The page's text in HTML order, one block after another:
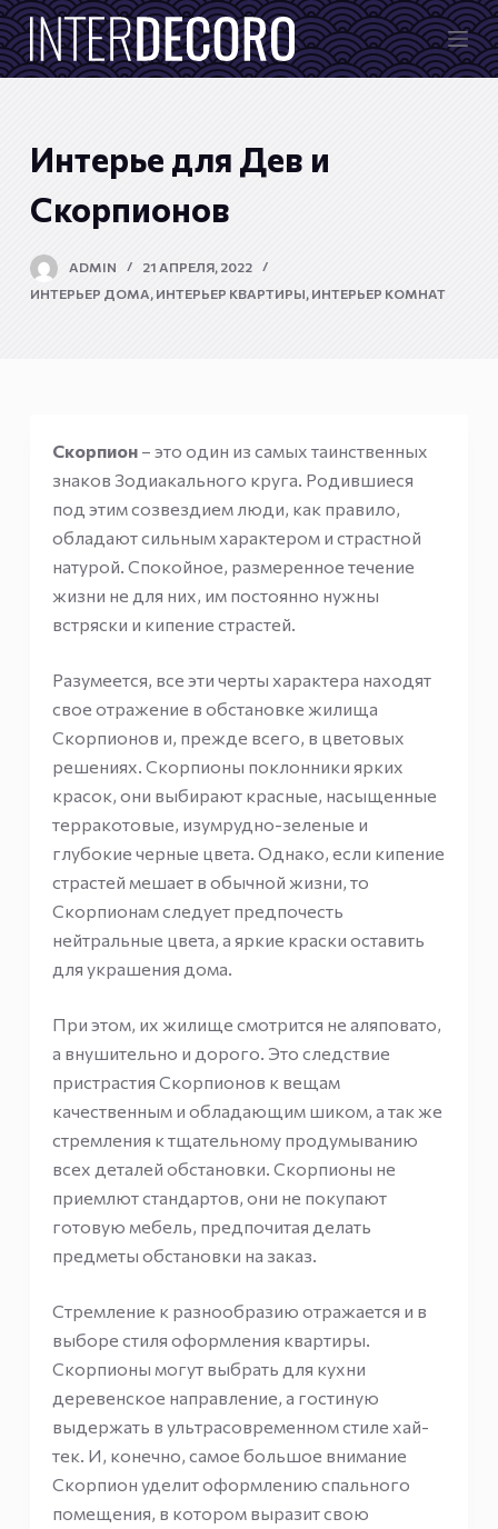
П
е
р
Интерье для Дев и
Скорпионов
ADMIN
21 АПРЕЛЯ, 2022
ИНТЕРЬЕР ДОМА, ИНТЕРЬЕР КВАРТИРЫ, ИНТЕРЬЕР КОМНАТ
Скорпион– это один из самых таинственных
знаков Зодиакального круга. Родившиеся
под этим созвездием люди, как правило,
обладают сильным характером и страстной
натурой. Спокойное, размеренное течение
жизни не для них, им постоянно нужны
встряски и кипение страстей.
Разумеется, все эти черты характера находят
свое отражение в обстановке жилища
Скорпионов и, прежде всего, в цветовых
решениях. Скорпионы поклонники ярких
красок, они выбирают красные, насыщенные
терракотовые, изумрудно-зеленые и
глубокие черные цвета. Однако, если кипение
страстей мешает в обычной жизни, то
Скорпионам следует предпочесть
нейтральные цвета, а яркие краски оставить
для украшения дома.
При этом, их жилище смотрится не аляповато,
а внушительно и дорого. Это следствие
пристрастия Скорпионов к вещам
качественным и обладающим шиком, а так же
стремления к тщательному продумыванию
всех деталей обстановки. Скорпионы не
приемлют стандартов, они не покупают
готовую мебель, предпочитая делать
предметы обстановки на заказ.
Стремление к разнообразию отражается и в
выборе стиля оформления квартиры.
Скорпионы могут выбрать для кухни
деревенское направление, а гостиную
выдержать в ультрасовременном стиле хай-
тек. И, конечно, самое большое внимание
Скорпион уделит оформлению спального
помещения, в котором выразит свою